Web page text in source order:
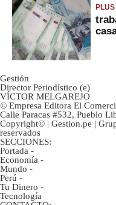
PLUS
Gestión
Director Periodístico (e)
VÍCTOR MELGAREJO
© Empresa Editora El
Calle Paracas #532, Pueblo
Copyright© | Gestion.pe |
reservados
SECCIONES:
Portada -
Economía -
Mundo -
Perú -
Tu Dinero -
Tecnología